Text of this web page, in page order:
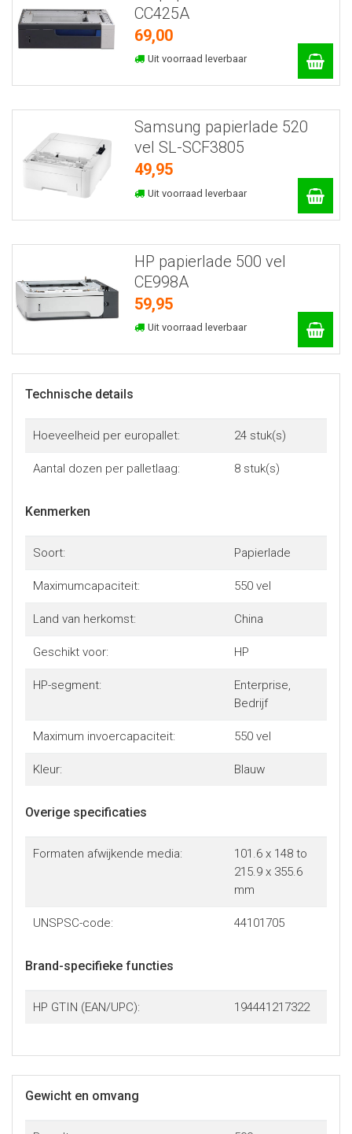
CC425A
69,00
Uit voorraad leverbaar
Samsung papierlade 520
vel SL-SCF3805
49,95
Uit voorraad leverbaar
HP papierlade 500 vel
CE998A
59,95
Uit voorraad leverbaar
Technische details
Hoeveelheid per europallet: 24 stuk(s)
Aantal dozen per palletlaag: 8 stuk(s)
Kenmerken
Soort: Papierlade
Maximumcapaciteit: 550 vel
Land van herkomst: China
Geschikt voor: HP
HP-segment:
Enterprise,
Bedrijf
Maximum invoercapaciteit: 550 vel
Kleur: Blauw
Overige specificaties
Formaten afwijkende media:
101.6 x 148 to
215.9 x 355.6
mm
UNSPSC-code: 44101705
Brand-specifieke functies
HP GTIN (EAN/UPC): 194441217322
Gewicht en omvang